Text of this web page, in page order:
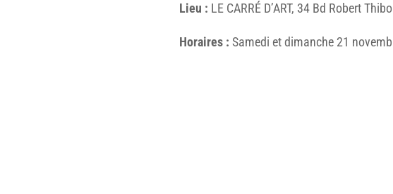
Lieu : LE CARRÉ D’ART, 34 Bd Robert
Horaires : Samedi et dimanche 21